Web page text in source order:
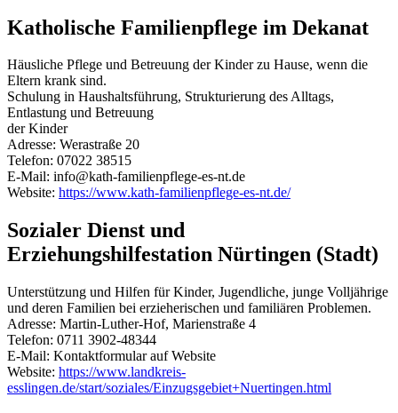
Katholische Familienpflege im Dekanat
Häusliche Pflege und Betreuung der Kinder zu Hause, wenn die
Eltern krank sind.
Schulung in Haushaltsführung, Strukturierung des Alltags,
Entlastung und Betreuung
der Kinder
Adresse: Werastraße 20
Telefon: 07022 38515
E-Mail: info@kath-familienpflege-es-nt.de
Website: https://www.kath-familienpflege-es-nt.de/
Sozialer Dienst und
Erziehungshilfestation Nürtingen (Stadt)
Unterstützung und Hilfen für Kinder, Jugendliche, junge Volljährige
und deren Familien bei erzieherischen und familiären Problemen.
Adresse: Martin-Luther-Hof, Marienstraße 4
Telefon: 0711 3902-48344
E-Mail: Kontaktformular auf Website
Website: https://www.landkreis-
esslingen.de/start/soziales/Einzugsgebiet+Nuertingen.html